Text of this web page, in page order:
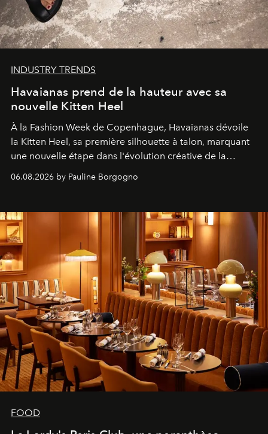
INDUSTRY TRENDS
Havaianas prend de la hauteur avec sa
nouvelle Kitten Heel
À la Fashion Week de Copenhague, Havaianas dévoile
la Kitten Heel, sa première silhouette à talon, marquant
une nouvelle étape dans l'évolution créative de la
06.08.2026 by Pauline Borgogno
FOOD